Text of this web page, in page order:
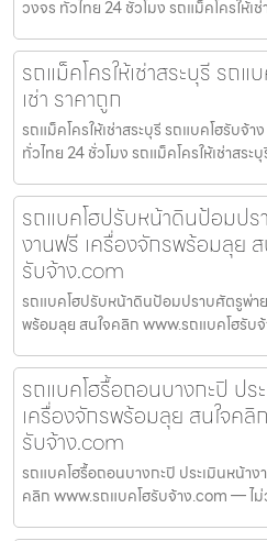
วงจร ทั่วไทย 24 ชั่วโมง รถแม็คโครให้
รถแม็คโครให้เช่าสระบุรี รถแ
เช่า ราคาถูก
รถแม็คโครให้เช่าสระบุรี รถแบคโฮรับจ้า
ทั่วไทย 24 ชั่วโมง รถแม็คโครให้เช่าสระ
รถแบคโฮปรับหน้าดินป้อมปร
งานฟรี เครื่องจักรพร้อมลุย
รับจ้าง.com
รถแบคโฮปรับหน้าดินป้อมปราบศัตรูพ่า
พร้อมลุย สนใจคลิก www.รถแบคโฮรับ
รถแบคโฮรื้อถอนบางกะปิ ปร
เครื่องจักรพร้อมลุย สนใจค
รับจ้าง.com
รถแบคโฮรื้อถอนบางกะปิ ประเมินหน้า
คลิก www.รถแบคโฮรับจ้าง.com — ไ